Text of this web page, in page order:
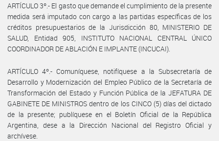
ARTÍCULO 3º.- El gasto que demande el cumplimiento de la presente
medida será imputado con cargo a las partidas específicas de los
créditos presupuestarios de la Jurisdicción 80, MINISTERIO DE
SALUD, Entidad 905, INSTITUTO NACIONAL CENTRAL ÚNICO
COORDINADOR DE ABLACIÓN E IMPLANTE (INCUCAI).
ARTÍCULO 4º.- Comuníquese, notifíquese a la Subsecretaría de
Desarrollo y Modernización del Empleo Público de la Secretaría de
Transformación del Estado y Función Pública de la JEFATURA DE
GABINETE DE MINISTROS dentro de los CINCO (5) días del dictado
de la presente; publíquese en el Boletín Oficial de la República
Argentina, dese a la Dirección Nacional del Registro Oficial y
archívese.